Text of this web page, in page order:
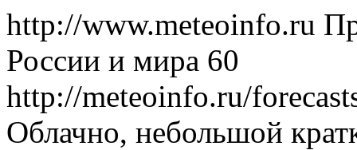
http://www.meteoinfo.ru
России и мира 60
http://meteoinfo.ru/
Облачно, небольшой